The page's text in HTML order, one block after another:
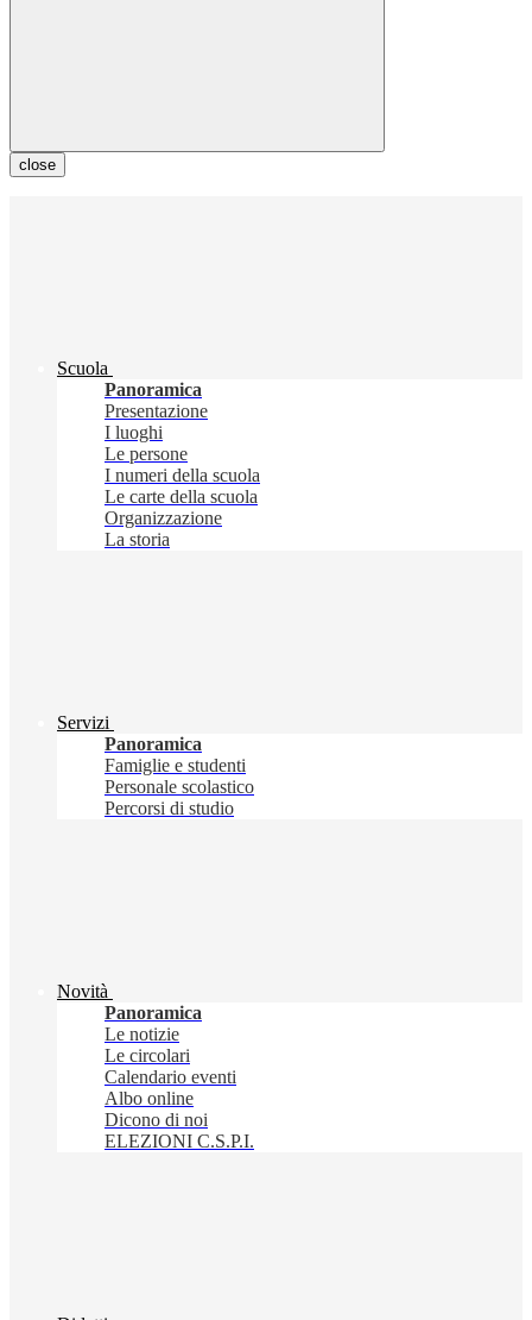
close
Scuola
Panoramica
Presentazione
I luoghi
Le persone
I numeri della scuola
Le carte della scuola
Organizzazione
La storia
Servizi
Panoramica
Famiglie e studenti
Personale scolastico
Percorsi di studio
Novità
Panoramica
Le notizie
Le circolari
Calendario eventi
Albo online
Dicono di noi
ELEZIONI C.S.P.I.